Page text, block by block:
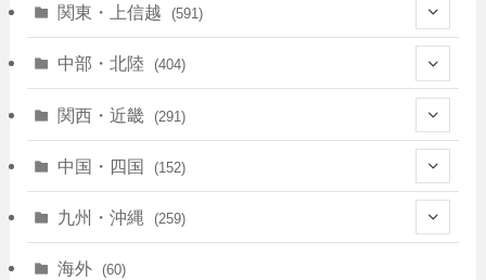
(128)
(10)
(35)
(30)
関東・上信越 (591)
(146)
(40)
(72)
中部・北陸 (404)
(13)
(83)
関西・近畿 (291)
(39)
(25)
中国・四国 (152)
(7)
(39)
九州・沖縄 (259)
(28)
海外 (60)